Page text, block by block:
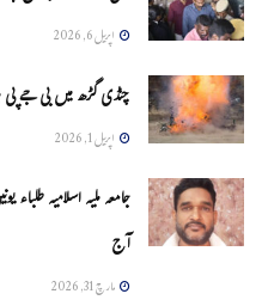
اپریل 6, 2026
چنڈی گڑھ میں بی جے پی
اپریل 1, 2026
جامعہ ملیہ اسلامیہ
آج
مارچ 31, 2026